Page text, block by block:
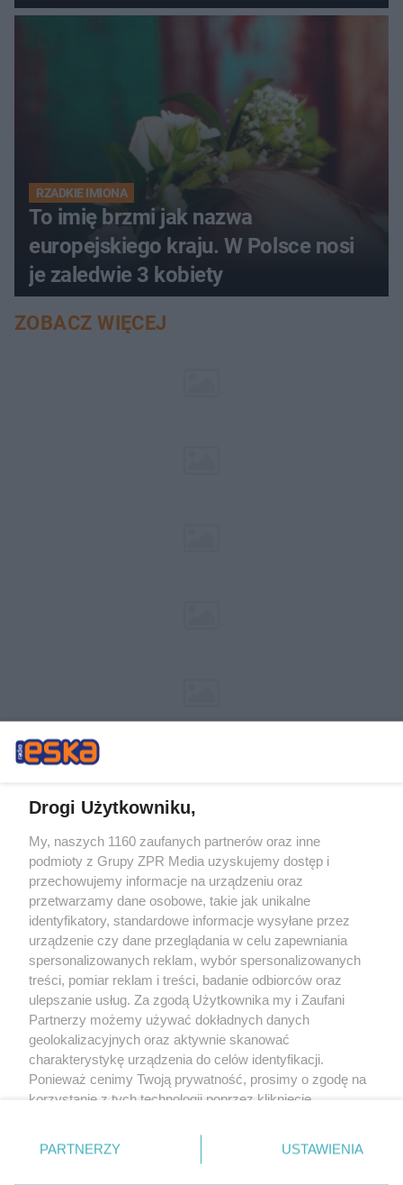
RZADKIE IMIONA
To imię brzmi jak nazwa
europejskiego kraju. W Polsce nosi
je zaledwie 3 kobiety
ZOBACZ WIĘCEJ
Żaden utwór zamieszczony w serwisie nie może być powielany i
rozpowszechniany lub dalej rozpowszechniany w jakikolwiek sposób (w
tym także elektroniczny lub mechaniczny) na jakimkolwiek polu
eksploatacji w jakiejkolwiek formie, włącznie z umieszczaniem w Internecie
bez pisemnej zgody właściciela praw. Jakiekolwiek użycie lub
wykorzystanie utworów w całości lub w części z naruszeniem prawa, tzn.
bez właściwej zgody, jest zabronione pod groźbą kary i może być ścigane
prawnie.
O nas
Drogi Użytkowniku,
My, naszych 1160 zaufanych partnerów oraz inne
podmioty z Grupy ZPR Media uzyskujemy dostęp i
przechowujemy informacje na urządzeniu oraz
przetwarzamy dane osobowe, takie jak unikalne
identyfikatory, standardowe informacje wysyłane przez
urządzenie czy dane przeglądania w celu zapewniania
spersonalizowanych reklam, wybór spersonalizowanych
treści, pomiar reklam i treści, badanie odbiorców oraz
ulepszanie usług. Za zgodą Użytkownika my i Zaufani
Partnerzy możemy używać dokładnych danych
geolokalizacyjnych oraz aktywnie skanować
charakterystykę urządzenia do celów identyfikacji.
Ponieważ cenimy Twoją prywatność, prosimy o zgodę na
korzystanie z tych technologii poprzez kliknięcie
zmienić/wycofać klikając przycisk ustawień prywatności
znajdujący się w lewym dolnym rogu strony
rodzaje przetwarzania danych nie wymagają zgody
PARTNERZY USTAWIENIA